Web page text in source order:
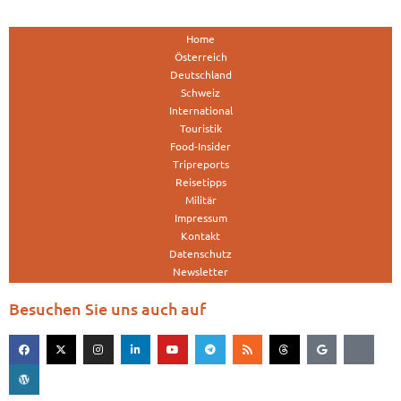
Home
Österreich
Deutschland
Schweiz
International
Touristik
Food-Insider
Tripreports
Reisetipps
Militär
Impressum
Kontakt
Datenschutz
Newsletter
Besuchen Sie uns auch auf